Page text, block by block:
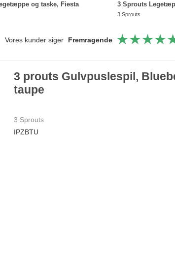
og taske, Fiesta 3 Sprouts
3 Sprouts
Vores kunder siger Fremragende
3 prouts Gulvpuslespil,
taupe
3 Sprouts
IPZBTU